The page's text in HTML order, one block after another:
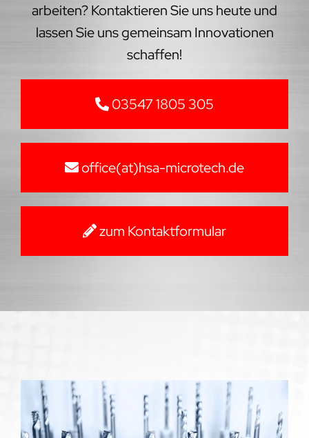
arbeiten? Kontaktieren Sie uns heute und
lassen Sie uns gemeinsam Innovationen
schaffen!
03547 1805 305
office(at)hsa-microtech.de
zum Kontaktformular